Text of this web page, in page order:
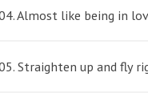
Almost like being in
Straighten up and fly